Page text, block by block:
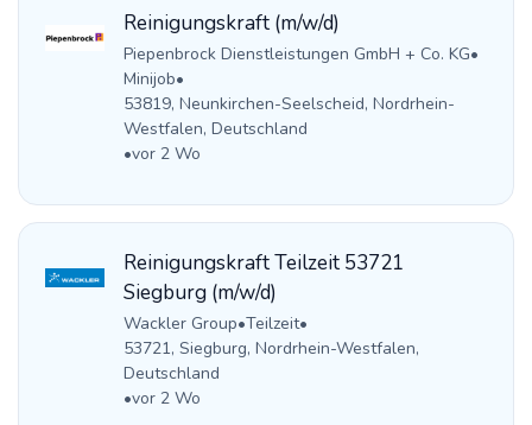
Reinigungskraft (m/w/d)
Piepenbrock Dienstleistungen GmbH + Co. KG•
Minijob•
53819, Neunkirchen-Seelscheid, Nordrhein-
Westfalen, Deutschland
•vor 2 Wo
Reinigungskraft Teilzeit 53721
Siegburg (m/w/d)
Wackler Group•Teilzeit•
53721, Siegburg, Nordrhein-Westfalen,
Deutschland
•vor 2 Wo